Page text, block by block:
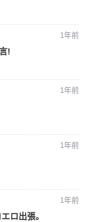
1年前
!
1年前
1年前
1年前
ロ出張。